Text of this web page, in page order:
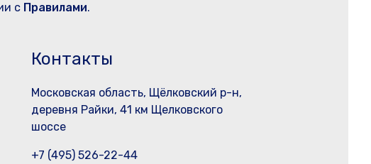
с Правилами.
Контакты
Московская область, Щёлковский р-н,
деревня Райки, 41 км Щелковского
шоссе
+7 (495) 526-22-44